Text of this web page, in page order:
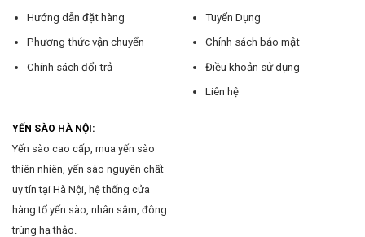
Hướng dẫn đặt hàng
Phương thức vận chuyển
Chính sách đổi trả
Tuyển Dụng
Chính sách bảo mật
Điều khoản sử dụng
Liên hệ
YẾN SÀO HÀ NỘI:
Yến sào cao cấp, mua yến sào
thiên nhiên, yến sào nguyên chất
uy tín tại Hà Nội, hệ thống cửa
hàng tổ yến sào, nhân sâm, đông
trùng hạ thảo.